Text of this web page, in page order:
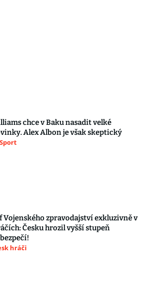
chce v Baku nasadit velké
Alex Albon je však skeptický
Vojenského zpravodajství exkluzivně v
Česku hrozil vyšší stupeň
hráči